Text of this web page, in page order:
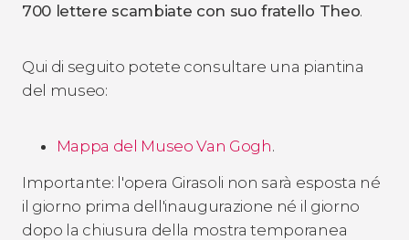
700 lettere scambiate con suo fratello Theo.
Qui di seguito potete consultare una piantina
del museo:
Mappa del Museo Van Gogh.
Importante: l'opera Girasoli non sarà esposta né
il giorno prima dell'inaugurazione né il giorno
dopo la chiusura della mostra temporanea